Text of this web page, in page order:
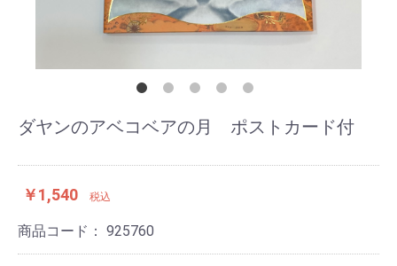
ダヤンのアベコベアの月 ポストカード付
￥1,540 税込
商品コード： 925760